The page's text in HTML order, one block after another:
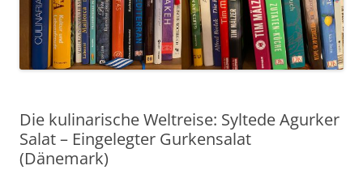
Die kulinarische Weltreise: Syltede Agurker
Salat – Eingelegter Gurkensalat
(Dänemark)